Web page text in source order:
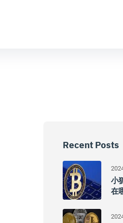
Recent Posts
小
在